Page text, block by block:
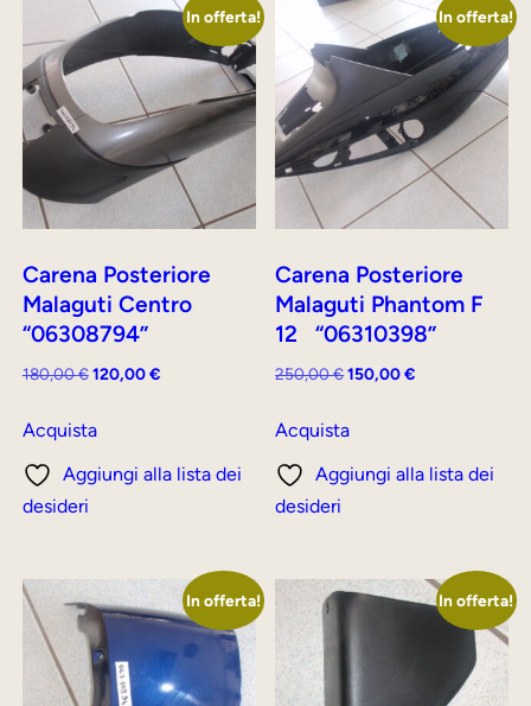
In offerta!
Carena Posteriore
Malaguti Centro
“06308794”
180,00€ Il
originale
180,00 €.
120,00€Il
120,00 €.
Acquista
Aggiungi alla lista dei
desideri
In offerta!
Carena Posteriore
Malaguti Phantom F
12 “06310398”
250,00€Il
originale
250,00 €.
150,00€
150,00 €.
Acquista
Aggiungi alla lista dei
desideri
In offerta! In offerta!